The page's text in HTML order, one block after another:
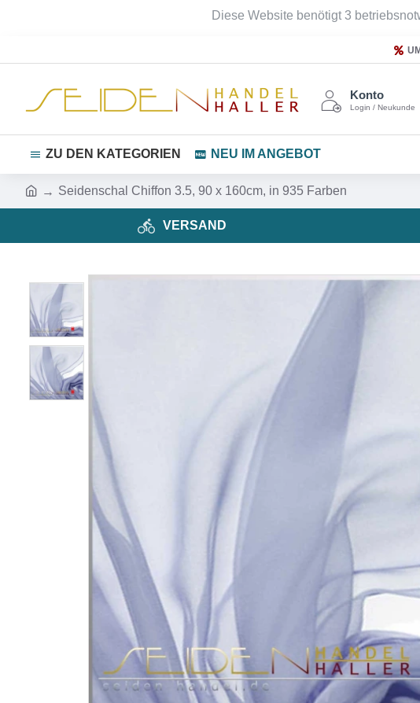
Diese Website benötigt 3
Konto
Login / Neukunde
ZU DEN KATEGORIEN NEU IM ANGEBOT
Seidenschal Chiffon 3.5, 90 x 160cm, in 935 Farben
VERSAND